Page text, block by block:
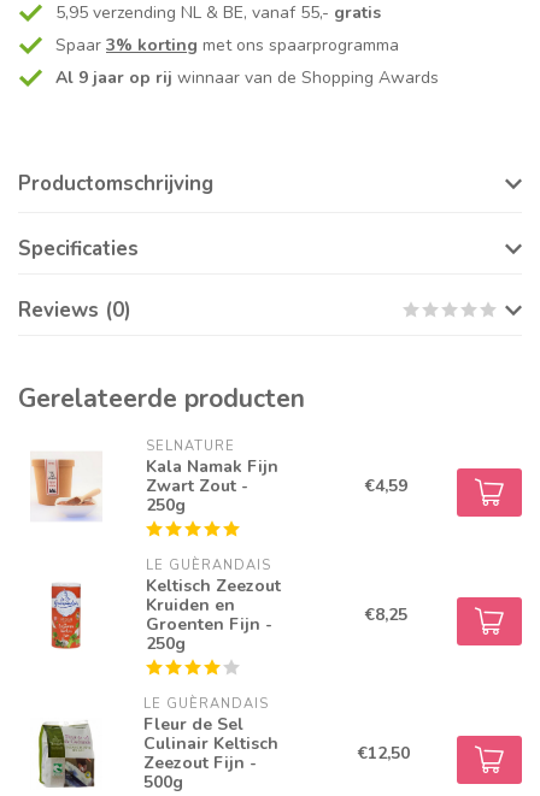
5,95 verzending NL & BE, vanaf 55,- gratis
Spaar 3% korting met ons spaarprogramma
Al 9 jaar op rij winnaar van de Shopping Awards
Productomschrijving
Specificaties
Reviews (0)
Gerelateerde producten
SELNATURE
Kala Namak Fijn
Zwart Zout -
250g
€4,59
LE GUÈRANDAIS
Keltisch Zeezout
Kruiden en
Groenten Fijn -
250g
€8,25
LE GUÈRANDAIS
Fleur de Sel
Culinair Keltisch
Zeezout Fijn -
500g
€12,50